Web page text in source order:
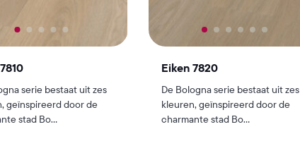
serie bestaat uit zes
geïnspireerd door de
stad Bo...
Eiken 7820
De Bologna serie bestaat uit zes
kleuren, geïnspireerd door de
charmante stad Bo...